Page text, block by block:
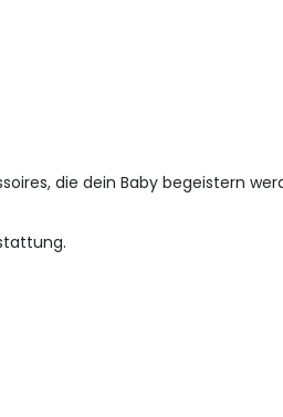
die dein Baby begeistern